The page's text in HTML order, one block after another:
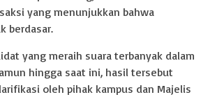
yang menunjukkan bahwa
berdasar.
yang meraih suara terbanyak dalam
hingga saat ini, hasil tersebut
oleh pihak kampus dan Majelis